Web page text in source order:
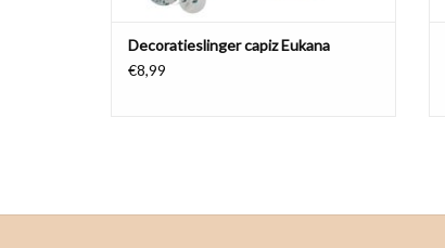
Decoratieslinger capiz Eukana
€8,99